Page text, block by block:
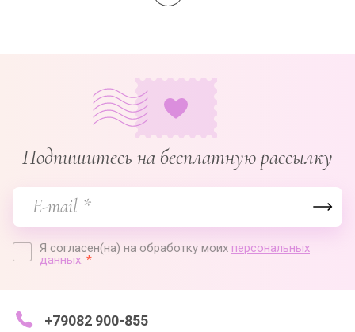
Подпишитесь на бесплатную рассылку
Я согласен(на) на обработку моих персональных
данных. *
+79082 900-855